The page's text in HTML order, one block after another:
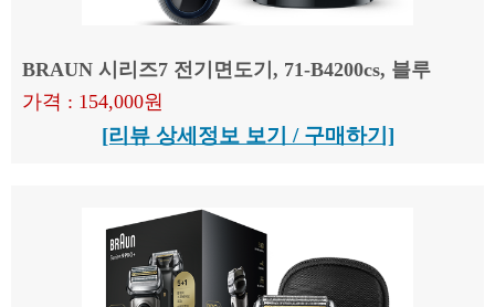
BRAUN 시리즈7 전기면도기, 71-B4200cs, 블루
가격 : 154,000원
[리뷰 상세정보 보기 / 구매하기]